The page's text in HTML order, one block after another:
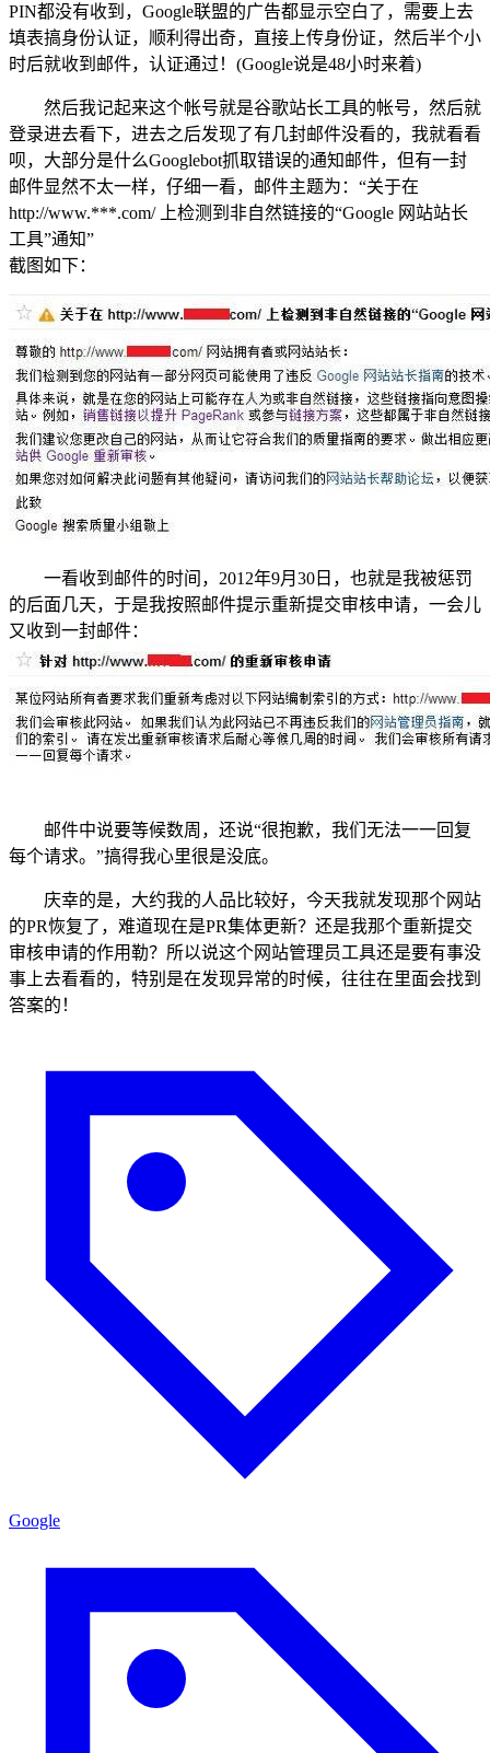
PIN都没有收到，Google联盟的广告都显示空白了，需要上去
填表搞身份认证，顺利得出奇，直接上传身份证，然后半个小
时后就收到邮件，认证通过！(Google说是48小时来着)
然后我记起来这个帐号就是谷歌站长工具的帐号，然后就
登录进去看下，进去之后发现了有几封邮件没看的，我就看看
呗，大部分是什么Googlebot抓取错误的通知邮件，但有一封
邮件显然不太一样，仔细一看，邮件主题为：“关于在
http://www.***.com/ 上检测到非自然链接的“Google 网站站长
工具”通知”
截图如下：
一看收到邮件的时间，2012年9月30日，也就是我被惩罚
的后面几天，于是我按照邮件提示重新提交审核申请，一会儿
又收到一封邮件：
邮件中说要等候数周，还说“很抱歉，我们无法一一回复
每个请求。”搞得我心里很是没底。
庆幸的是，大约我的人品比较好，今天我就发现那个网站
的PR恢复了，难道现在是PR集体更新？还是我那个重新提交
审核申请的作用勒？所以说这个网站管理员工具还是要有事没
事上去看看的，特别是在发现异常的时候，往往在里面会找到
答案的！
Google